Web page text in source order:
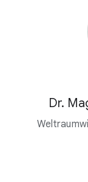
Dr.